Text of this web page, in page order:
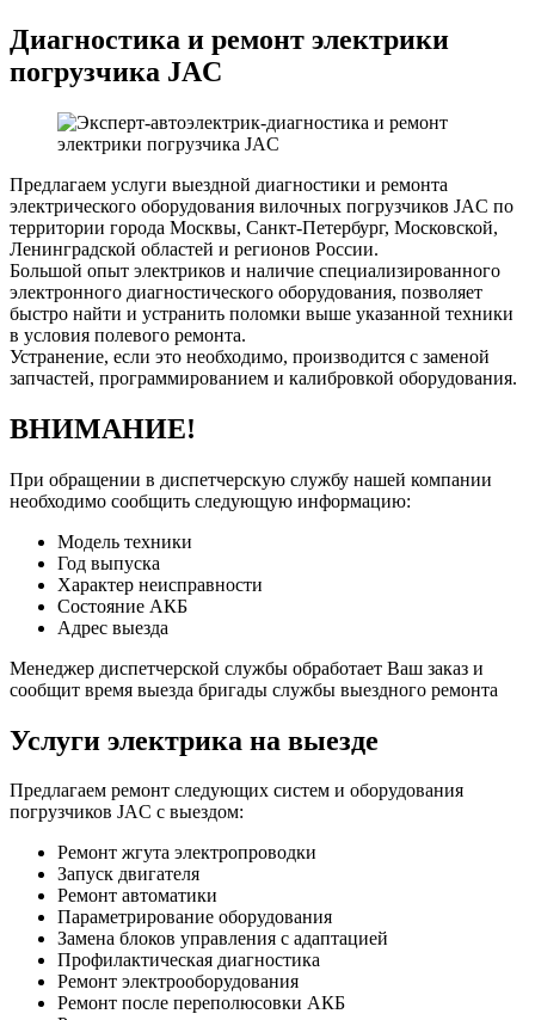
Диагностика и ремонт электрики
погрузчика JAC
Предлагаем услуги выездной диагностики и ремонта
электрического оборудования вилочных погрузчиков JAC по
территории города Москвы, Санкт-Петербург, Московской,
Ленинградской областей и регионов России.
Большой опыт электриков и наличие специализированного
электронного диагностического оборудования, позволяет
быстро найти и устранить поломки выше указанной техники
в условия полевого ремонта.
Устранение, если это необходимо, производится с заменой
запчастей, программированием и калибровкой оборудования.
ВНИМАНИЕ!
При обращении в диспетчерскую службу нашей компании
необходимо сообщить следующую информацию:
Модель техники
Год выпуска
Характер неисправности
Состояние АКБ
Адрес выезда
Менеджер диспетчерской службы обработает Ваш заказ и
сообщит время выезда бригады службы выездного ремонта
Услуги электрика на выезде
Предлагаем ремонт следующих систем и оборудования
погрузчиков JAC с выездом:
Ремонт жгута электропроводки
Запуск двигателя
Ремонт автоматики
Параметрирование оборудования
Замена блоков управления с адаптацией
Профилактическая диагностика
Ремонт электрооборудования
Ремонт после переполюсовки АКБ